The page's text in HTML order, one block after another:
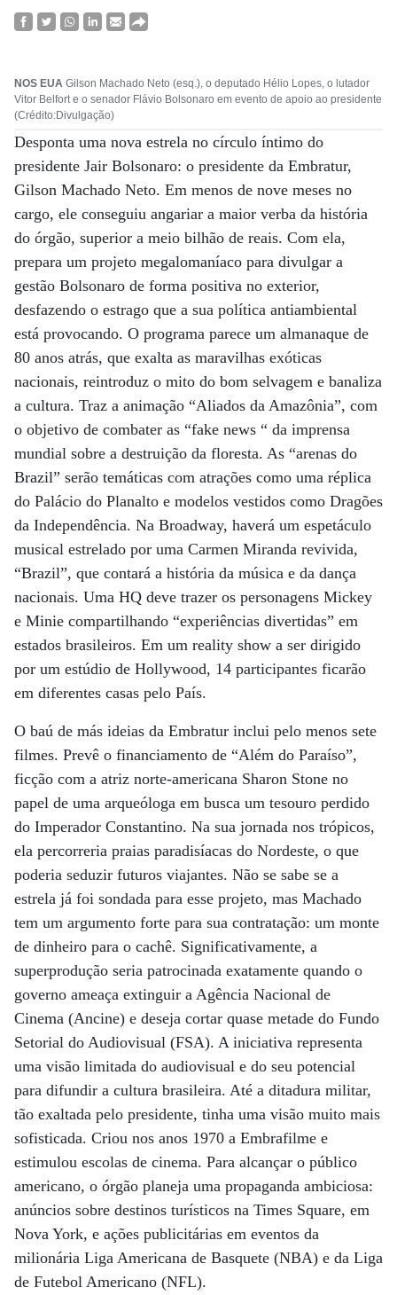
NOS EUA Gilson Machado Neto (esq.), o deputado Hélio Lopes, o lutador
Vitor Belfort e o senador Flávio Bolsonaro em evento de apoio ao presidente
(Crédito:Divulgação)
Desponta uma nova estrela no círculo íntimo do
presidente Jair Bolsonaro: o presidente da Embratur,
Gilson Machado Neto. Em menos de nove meses no
cargo, ele conseguiu angariar a maior verba da história
do órgão, superior a meio bilhão de reais. Com ela,
prepara um projeto megalomaníaco para divulgar a
gestão Bolsonaro de forma positiva no exterior,
desfazendo o estrago que a sua política antiambiental
está provocando. O programa parece um almanaque de
80 anos atrás, que exalta as maravilhas exóticas
nacionais, reintroduz o mito do bom selvagem e banaliza
a cultura. Traz a animação “Aliados da Amazônia”, com
o objetivo de combater as “fake news “ da imprensa
mundial sobre a destruição da floresta. As “arenas do
Brazil” serão temáticas com atrações como uma réplica
do Palácio do Planalto e modelos vestidos como Dragões
da Independência. Na Broadway, haverá um espetáculo
musical estrelado por uma Carmen Miranda revivida,
“Brazil”, que contará a história da música e da dança
nacionais. Uma HQ deve trazer os personagens Mickey
e Minie compartilhando “experiências divertidas” em
estados brasileiros. Em um reality show a ser dirigido
por um estúdio de Hollywood, 14 participantes ficarão
em diferentes casas pelo País.
O baú de más ideias da Embratur inclui pelo menos sete
filmes. Prevê o financiamento de “Além do Paraíso”,
ficção com a atriz norte-americana Sharon Stone no
papel de uma arqueóloga em busca um tesouro perdido
do Imperador Constantino. Na sua jornada nos trópicos,
ela percorreria praias paradisíacas do Nordeste, o que
poderia seduzir futuros viajantes. Não se sabe se a
estrela já foi sondada para esse projeto, mas Machado
tem um argumento forte para sua contratação: um monte
de dinheiro para o cachê. Significativamente, a
superprodução seria patrocinada exatamente quando o
governo ameaça extinguir a Agência Nacional de
Cinema (Ancine) e deseja cortar quase metade do Fundo
Setorial do Audiovisual (FSA). A iniciativa representa
uma visão limitada do audiovisual e do seu potencial
para difundir a cultura brasileira. Até a ditadura militar,
tão exaltada pelo presidente, tinha uma visão muito mais
sofisticada. Criou nos anos 1970 a Embrafilme e
estimulou escolas de cinema. Para alcançar o público
americano, o órgão planeja uma propaganda ambiciosa:
anúncios sobre destinos turísticos na Times Square, em
Nova York, e ações publicitárias em eventos da
milionária Liga Americana de Basquete (NBA) e da Liga
de Futebol Americano (NFL).